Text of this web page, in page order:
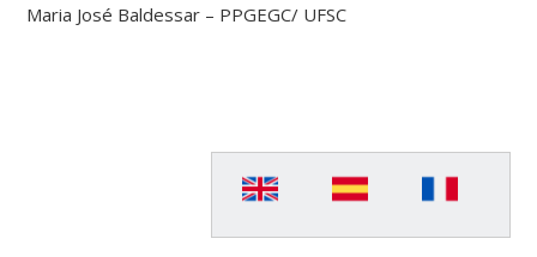
Maria José Baldessar – PPGEGC/ UFSC